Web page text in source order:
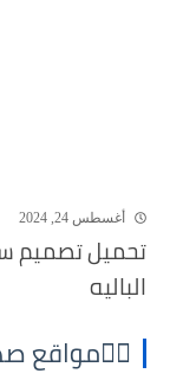
أغسطس 24, 2024
تحميل تصميم
الباليه
⛓️‍💥مواقع